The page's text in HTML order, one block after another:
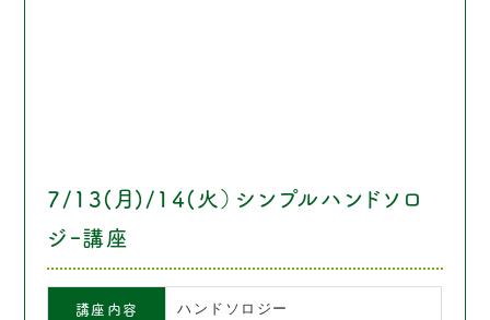
7/13(月)/14(火）シンプルハンドソロ
ジｰ講座
講座内容 ハンドソロジー